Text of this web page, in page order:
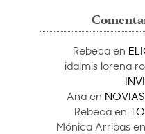
Rebecaen
idalmis lorena
Ana en
Rebeca en
Mónica Arribasen